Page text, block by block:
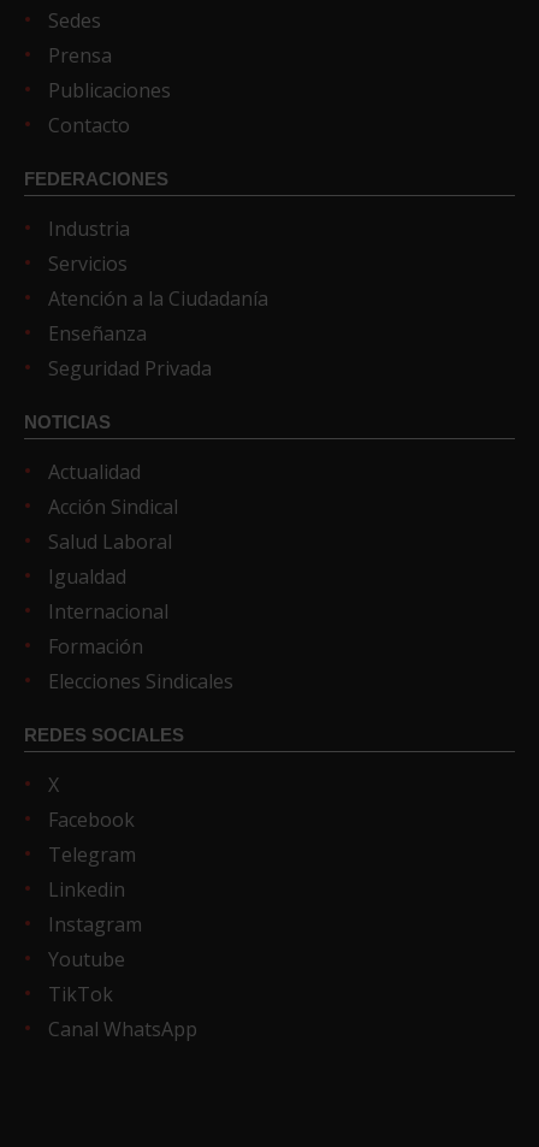
Sedes
Prensa
Publicaciones
Contacto
FEDERACIONES
Industria
Servicios
Atención a la Ciudadanía
Enseñanza
Seguridad Privada
NOTICIAS
Actualidad
Acción Sindical
Salud Laboral
Igualdad
Internacional
Formación
Elecciones Sindicales
REDES SOCIALES
X
Facebook
Telegram
Linkedin
Instagram
Youtube
TikTok
Canal WhatsApp